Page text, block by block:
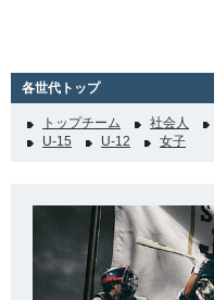
各世代トップ
トップチーム 社会人
U-15
U-12 女子